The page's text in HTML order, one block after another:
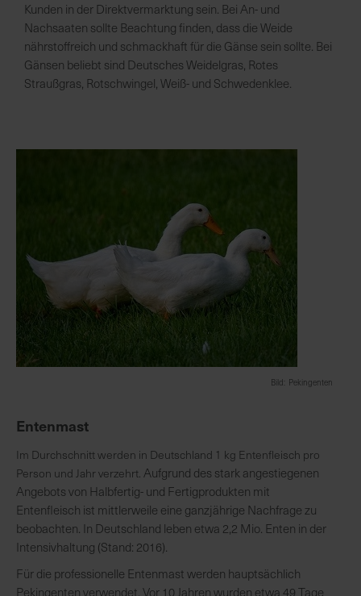
Kunden in der Direktvermarktung sein. Bei An- und
Nachsaaten sollte Beachtung finden, dass die Weide
nährstoffreich und schmackhaft für die Gänse sein sollte. Bei
Gänsen beliebt sind Deutsches Weidelgras, Rotes
Straußgras, Rotschwingel, Weiß- und Schwedenklee.
Bild: Pekingenten
Entenmast
Im Durchschnitt werden in Deutschland 1 kg Entenfleisch pro
Person und Jahr verzehrt. Aufgrund des stark angestiegenen
Angebots von Halbfertig- und Fertigprodukten mit
Entenfleisch ist mittlerweile eine ganzjährige Nachfrage zu
beobachten. In Deutschland leben etwa 2,2 Mio. Enten in der
Intensivhaltung (Stand: 2016).
Für die professionelle Entenmast werden hauptsächlich
Pekingenten verwendet. Vor 10 Jahren wurden etwa 49 Tage